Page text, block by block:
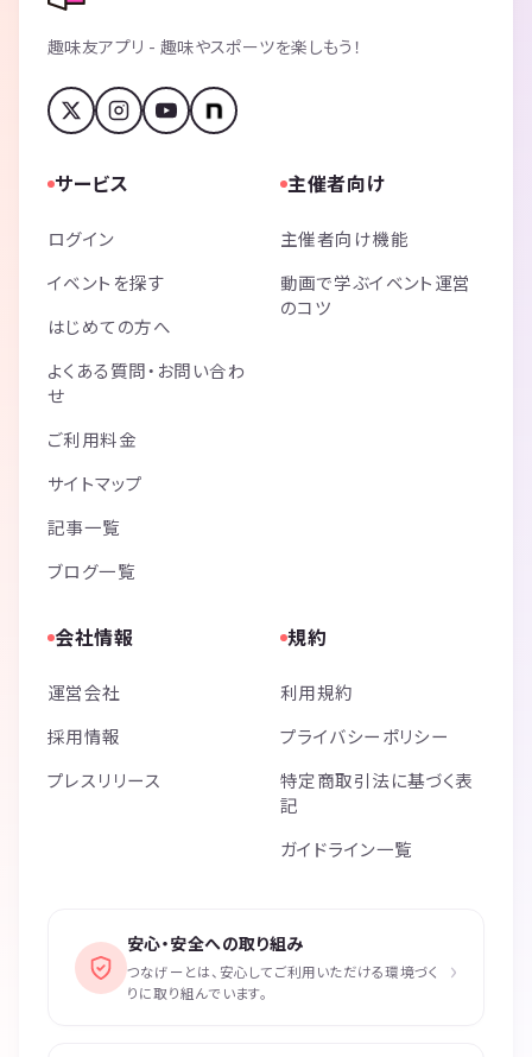
趣味友アプリ - 趣味やスポーツを楽しもう！
サービス
ログイン
イベントを探す
はじめての方へ
よくある質問・お問い合わ
せ
ご利用料金
サイトマップ
記事一覧
ブログ一覧
主催者向け
主催者向け機能
動画で学ぶイベント運営
のコツ
会社情報
運営会社
採用情報
プレスリリース
規約
利用規約
プライバシーポリシー
特定商取引法に基づく表
記
ガイドライン一覧
安心・安全への取り組み
つなげーとは、安心してご利用いただける環境づく
りに取り組んでいます。
›